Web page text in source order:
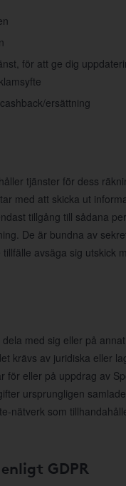
för att ge dig
ersättning
tjänster för dess
med att skicka ut
tillgång till sådana
De är bundna av
avsäga sig utskick
med sig eller på
krävs av juridiska eller
för eller på uppdrag av
ursprungligen
nätverk som
GDPR